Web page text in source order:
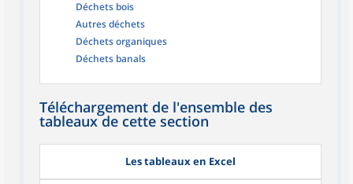
Déchets bois
Autres déchets
Déchets organiques
Déchets banals
Téléchargement de l'ensemble des
tableaux de cette section
Les tableaux en Excel